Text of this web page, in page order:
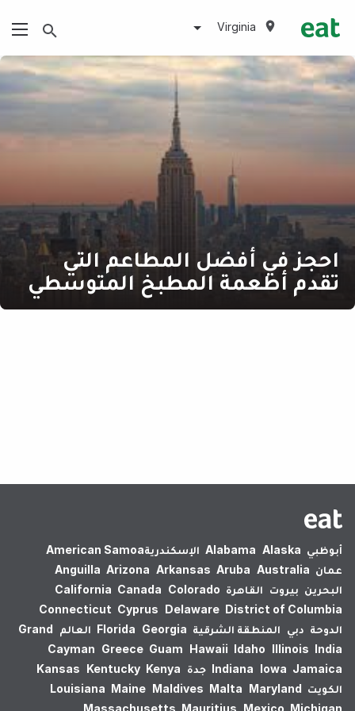
Virginia
احجز في أفضل المطاعم التي
تقدم أطعمة المطبخ المتوسطي
أبوظبي Alabama Alaska الإسكندرية‎American Samoa
عمان
Anguilla Arizona Arkansas Aruba Australia
البحرين بيروت القاهرة California Canada Colorado
Connecticut Cyprus Delaware District of Columbia
الدوحة دبي المنطقة الشرقية Florida Georgia العالم
Grand
Cayman Greece Guam Hawaii Idaho Illinois India
Indiana Iowa Jamaica جدة Kansas Kentucky Kenya
الكويت
Louisiana Maine Maldives Malta Maryland